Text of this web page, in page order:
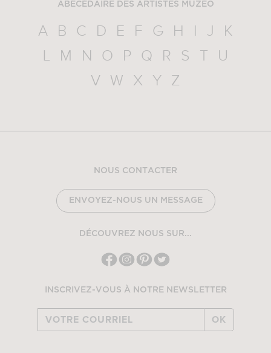
ABÉCÉDAIRE DES ARTISTES MUZÉO
A B C D E F G H I J
K
L
M N O P Q R S T
U
V
W X Y Z
NOUS CONTACTER
ENVOYEZ-NOUS UN MESSAGE
DÉCOUVREZ NOUS SUR...
INSCRIVEZ-VOUS À NOTRE NEWSLETTER
OK